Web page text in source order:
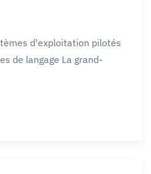
d'exploitation pilotés
de langage La grand-